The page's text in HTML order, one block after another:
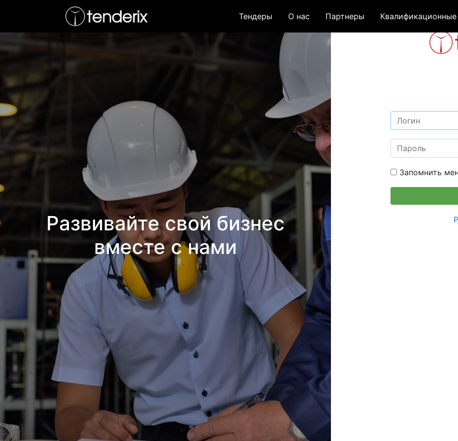
Тендеры О нас Партнеры
Запомнить
Развивайте свой бизнес
вместе с нами